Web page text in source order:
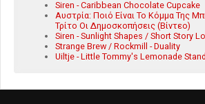
Siren - Caribbean Chocolate Cupcake
Αυστρία: Ποιό Είναι Το Κόμμα Της
Τρίτο Οι Δημοσκοπήσεις (Βίντεο)
Siren - Sunlight Shapes / Short Story
Strange Brew / Rockmill - Duality
Uiltje - Little Tommy's Lemonade Stand